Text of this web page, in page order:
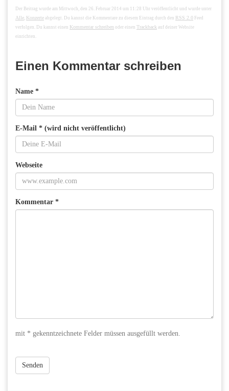
Der Beitrag wurde am Mittwoch, den 26. Februar 2014 um 11:28 Uhr veröffentlicht und wurde unter
Alle, Konzerte abgelegt. Du kannst die Kommentare zu diesem Eintrag durch den RSS 2.0 Feed
verfolgen. Du kannst einen Kommentar schreiben oder einen Trackback auf deiner Website
einrichten.
Einen Kommentar schreiben
Name *
E-Mail * (wird nicht veröffentlicht)
Webseite
Kommentar *
mit * gekenntzeichnete Felder müssen ausgefüllt werden.
Senden